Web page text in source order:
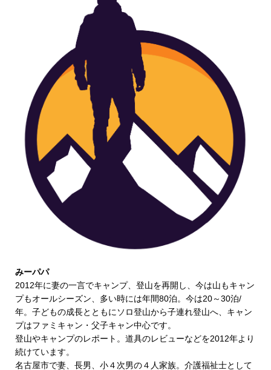
みーパパ
2012年に妻の一言でキャンプ、登山を再開し、今は山もキャン
プもオールシーズン、多い時には年間80泊。今は20～30泊/
年。子どもの成長とともにソロ登山から子連れ登山へ、キャン
プはファミキャン・父子キャン中心です。
登山やキャンプのレポート。道具のレビューなどを2012年より
続けています。
名古屋市で妻、長男、小４次男の４人家族。介護福祉士として